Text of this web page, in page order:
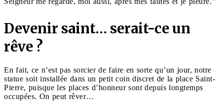
Devenir saint… serait-ce un
rêve ?
En fait, ce n’est pas sorcier de faire en sorte qu’un jour, notre
statue soit installée dans un petit coin discret de la place Saint-
Pierre, puisque les places d’honneur sont depuis longtemps
occupées. On peut rêver…